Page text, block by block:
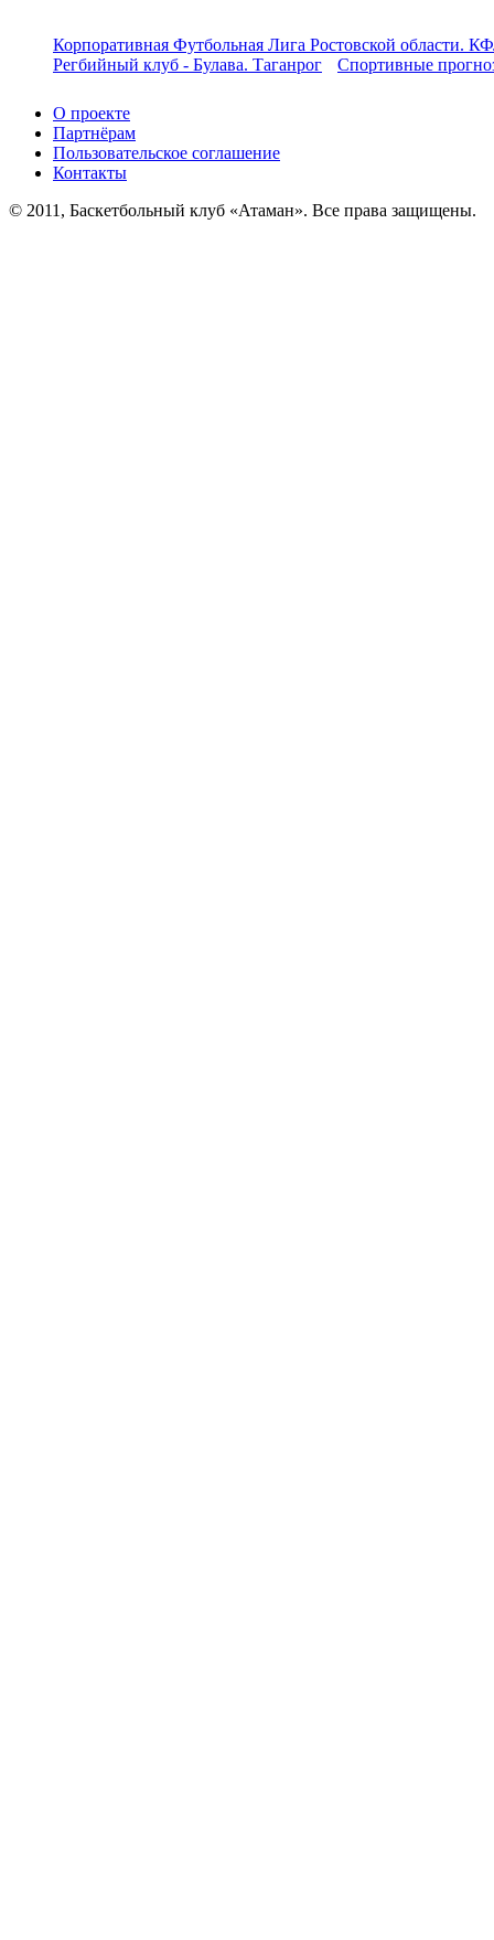
Корпоративная Футбольная Лига Ростовской области.
Регбийный клуб - Булава. Таганрог
Спортивные
О проекте
Партнёрам
Пользовательское соглашение
Контакты
© 2011, Баскетбольный клуб «Атаман». Все права защищены.